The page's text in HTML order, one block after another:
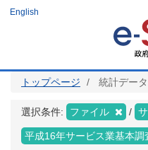
ツ
English
トップページ 統計デー
選択条件: ファイル
平成16年サービス業基本調